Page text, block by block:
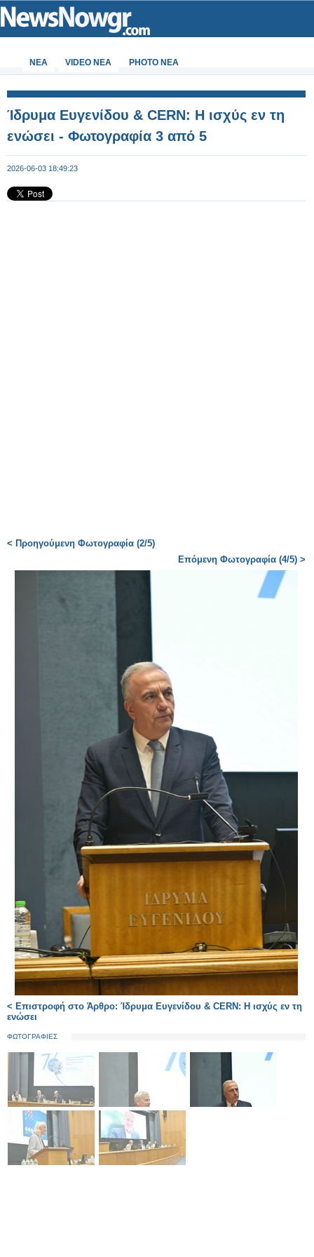
ΝΕΑ VIDEO NEA PHOTO NEA
Ίδρυμα Ευγενίδου & CERN: Η ισχύς εν τη
ενώσει - Φωτογραφία 3 από 5
2026-06-03 18:49:23
< Προηγούμενη Φωτογραφία (2/5)
Επόμενη Φωτογραφία (4/5) >
< Επιστροφή στο Άρθρο: Ίδρυμα Ευγενίδου & CERN: Η ισχύς εν τη
ενώσει
ΦΩΤΟΓΡΑΦΙΕΣ